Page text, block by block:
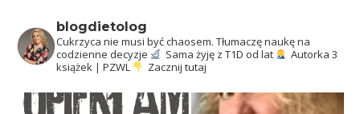
blogdietolog
Cukrzyca nie musi być chaosem. Tłumaczę naukę na
codzienne decyzje
Sama żyję z T1D od lat
Autorka 3
książek | PZWL
Zacznij tutaj